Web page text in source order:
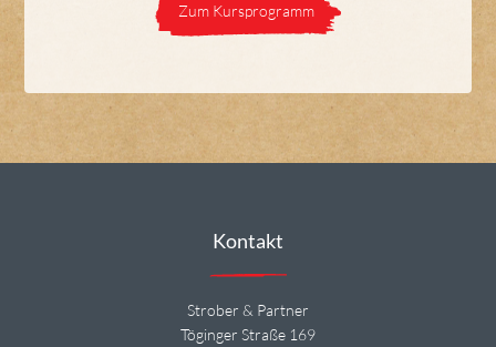
Zum Kursprogramm
Kontakt
Strober & Partner
Töginger Straße 169